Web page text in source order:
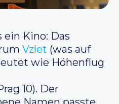
ein Kino: Das
Vzlet (was auf
wie Höhenflug
10). Der